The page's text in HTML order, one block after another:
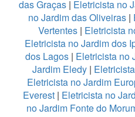
das Graças| Eletricista no
no Jardim das Oliveiras|
Vertentes | Eletricista
Eletricista no Jardim dos
dos Lagos | Eletricista no
Jardim Eledy |
Eletricista no Jardim
Everest| Eletricista no
no Jardim Fonte do